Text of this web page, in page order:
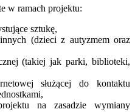
w ramach projektu:
sztukę,
(dzieci z autyzmem oraz
(takiej jak parki, biblioteki,
służącej do kontaktu
na zasadzie wymiany